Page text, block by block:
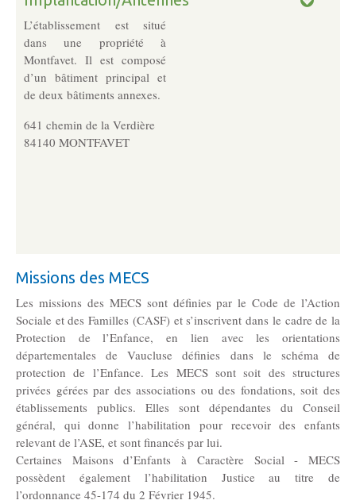
Pôle Socio-­Éducatif
Service de Prévention spécialisée territorialisée
SIE
VPT
AGBF
MJPM
Placement familial spécialisé
Pôle Hébergement Collectif
Le Moulin du Vaisseau
La Verdière
Les Sources
L’établissement est situé
dans une propriété à
Montfavet. Il est composé
d’un bâtiment principal et
de deux bâtiments annexes.
641 chemin de la Verdière
84140 MONTFAVET
Missions des MECS
Les missions des MECS sont définies par le Code de l’Action
Sociale et des Familles (CASF) et s’inscrivent dans le cadre de la
Protection de l’Enfance, en lien avec les orientations
départementales de Vaucluse définies dans le schéma de
protection de l’Enfance. Les MECS sont soit des structures
privées gérées par des associations ou des fondations, soit des
établissements publics. Elles sont dépendantes du Conseil
général, qui donne l’habilitation pour recevoir des enfants
relevant de l’ASE, et sont financés par lui.
Certaines Maisons d’Enfants à Caractère Social - MECS
possèdent également l’habilitation Justice au titre de
l’ordonnance 45-174 du 2 Février 1945.